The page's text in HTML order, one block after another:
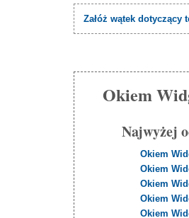
Załóż wątek dotyczący
Okiem
Najwyżej
Okiem
Okiem
Okiem
Okiem
Okiem